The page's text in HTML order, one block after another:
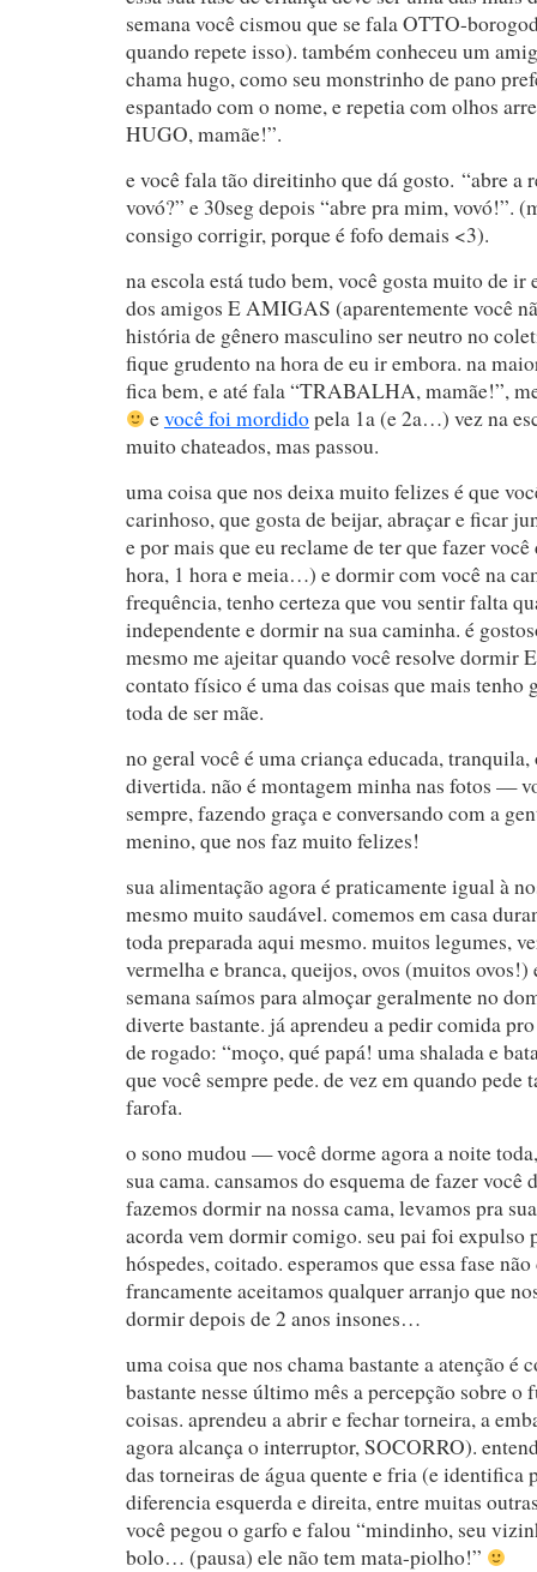
semana você cismou que se fala OTTO-
quando repete isso). também conheceu um
chama hugo, como seu monstrinho de pano
espantado com o nome, e repetia com olhos
HUGO, mamãe!”.
e você fala tão direitinho que dá gosto. “abre a
vovó?” e 30seg depois “abre pra mim, vovó!”.
consigo corrigir, porque é fofo demais <3).
na escola está tudo bem, você gosta muito de ir
dos amigos E AMIGAS (aparentemente você
história de gênero masculino ser neutro no
fique grudento na hora de eu ir embora. na
fica bem, e até fala “TRABALHA, mamãe!”,
evocê foi mordidopela 1a (e 2a…) vez na
muito chateados, mas passou.
uma coisa que nos deixa muito felizes é que
carinhoso, que gosta de beijar, abraçar e ficar
e por mais que eu reclame de ter que fazer
hora, 1 hora e meia…) e dormir com você na
frequência, tenho certeza que vou sentir falta
independente e dormir na sua caminha. é
mesmo me ajeitar quando você resolve dormir
contato físico é uma das coisas que mais tenho
toda de ser mãe.
no geral você é uma criança educada,
divertida. não é montagem minha nas fotos —
sempre, fazendo graça e conversando com a
menino, que nos faz muito felizes!
sua alimentação agora é praticamente igual à
mesmo muito saudável. comemos em casa
toda preparada aqui mesmo. muitos legumes,
vermelha e branca, queijos, ovos (muitos ovos!)
semana saímos para almoçar geralmente no
diverte bastante. já aprendeu a pedir comida
de rogado: “moço, qué papá! uma shalada e
que você sempre pede. de vez em quando
farofa.
o sono mudou — você dorme agora a noite
sua cama. cansamos do esquema de fazer você
fazemos dormir na nossa cama, levamos pra
acorda vem dormir comigo. seu pai foi expulso
hóspedes, coitado. esperamos que essa fase
francamente aceitamos qualquer arranjo que
dormir depois de 2 anos insones…
uma coisa que nos chama bastante a atenção é
bastante nesse último mês a percepção sobre o
coisas. aprendeu a abrir e fechar torneira, a
agora alcança o interruptor, SOCORRO).
das torneiras de água quente e fria (e
diferencia esquerda e direita, entre muitas
você pegou o garfo e falou “mindinho, seu
bolo… (pausa) ele não tem mata-piolho!”